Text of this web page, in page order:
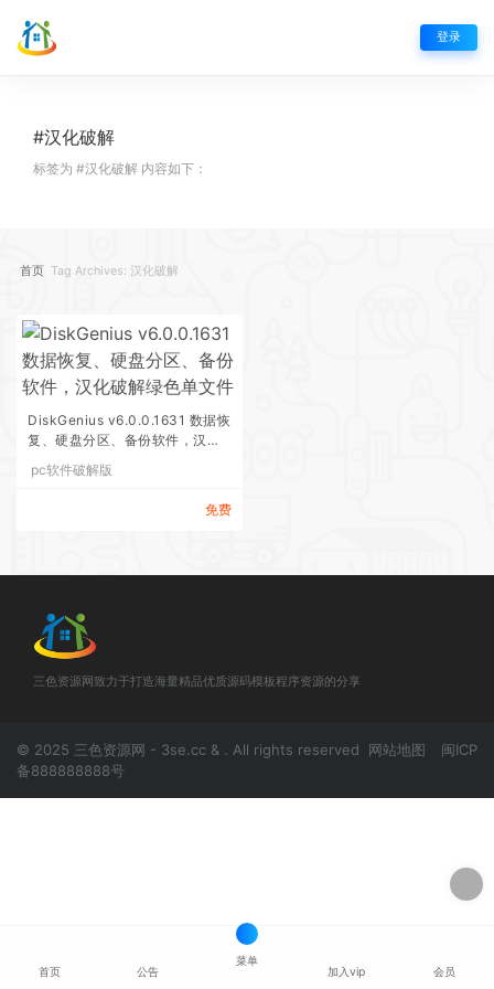
登录
#汉化破解
标签为 #汉化破解 内容如下：
首页 Tag Archives: 汉化破解
DiskGenius v6.0.0.1631 数据恢
复、硬盘分区、备份软件，汉化
破解绿色单文件
pc软件破解版
免费
三色资源网致力于打造海量精品优质源码模板程序资源的分享
© 2025 三色资源网 - 3se.cc & . All rights reserved 网站地图
闽ICP
备888888888号
首页 公告
菜单
加入vip
会员